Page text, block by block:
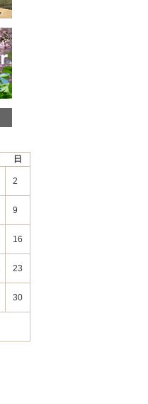
日
2
9
16
23
30